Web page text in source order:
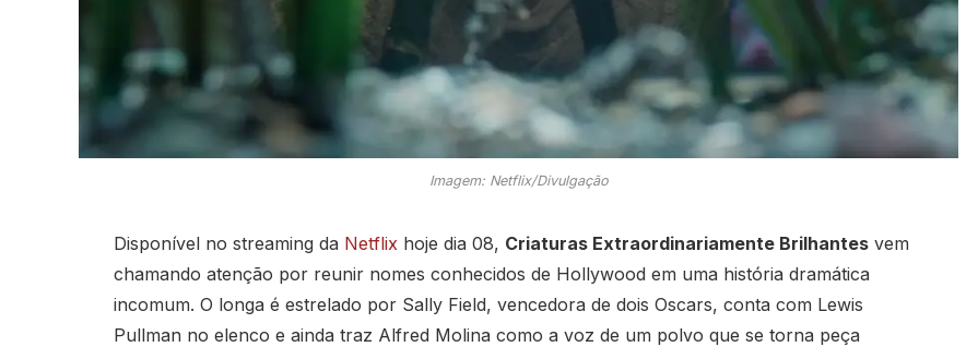
Imagem: Netflix/Divulgação
Disponível no streaming da Netflix hoje dia 08, Criaturas Extraordinariamente Brilhantesvem
chamando atenção por reunir nomes conhecidos de Hollywood em uma história dramática
incomum. O longa é estrelado por Sally Field, vencedora de dois Oscars, conta com Lewis
Pullman no elenco e ainda traz Alfred Molina como a voz de um polvo que se torna peça